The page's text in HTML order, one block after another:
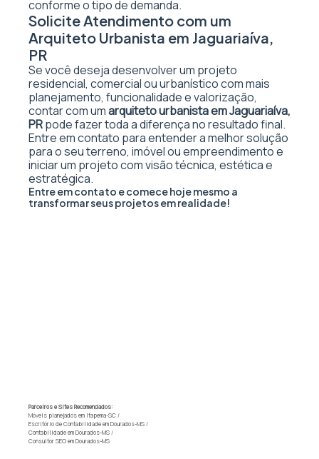
conforme o tipo de demanda.
Solicite Atendimento com um
Arquiteto Urbanista em Jaguariaíva,
PR
Se você deseja desenvolver um projeto
residencial, comercial ou urbanístico com mais
planejamento, funcionalidade e valorização,
contar com umarquiteto urbanista em Jaguariaíva,
PRpode fazer toda a diferença no resultado final.
Entre em contato para entender a melhor solução
para o seu terreno, imóvel ou empreendimento e
iniciar um projeto com visão técnica, estética e
estratégica.
Entre em contato e comece hoje mesmo a
transformar seus projetos em realidade!
Parceiros e Sites Recomendados:
Móveis planejados em Itapema-SC /
Escritório de Contabilidade em Dourados-MS /
Contabilidade em Dourados-MS /
Consultor SEO em Dourados-MS